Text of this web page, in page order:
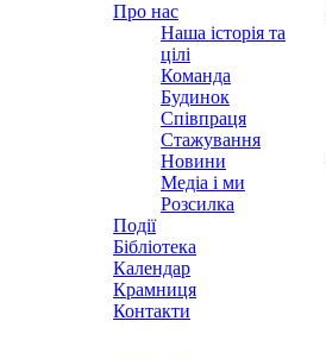
Про нас
Наша історія та
цілі
Команда
Будинок
Співпраця
Стажування
Новини
Медіа і ми
Розсилка
Події
Бібліотека
Календар
Крамниця
Контакти